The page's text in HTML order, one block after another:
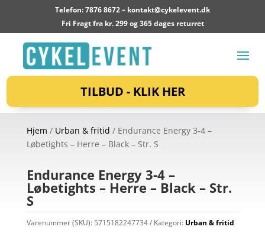
Telefon: 7876 8672 – kontakt@cykelevent.dk
Fri Fragt fra kr. 299 og 365 dages returret
TILBUD - KLIK HER
Hjem / Urban & fritid / Endurance Energy 3-4 –
Løbetights – Herre – Black – Str. S
Endurance Energy 3-4 –
Løbetights – Herre – Black – Str.
S
Varenummer (SKU): 5715182247734 Kategori: Urban & fritid